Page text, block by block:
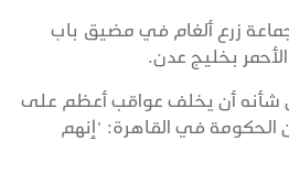
زرع ألغام في مضيق باب
بخليج عدن.
شأنه أن يخلف عواقب أعظم على
الحكومة في القاهرة: "إنهم